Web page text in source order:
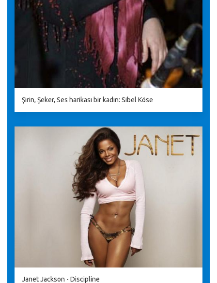
Şirin, Şeker, Ses harikası bir kadın: Sibel Köse
Janet Jackson - Discipline